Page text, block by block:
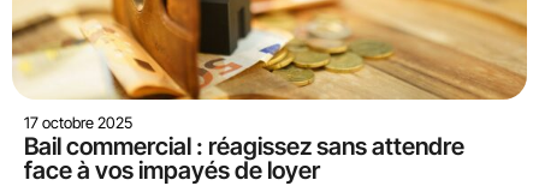
17 octobre 2025
Bail commercial : réagissez sans attendre
face à vos impayés de loyer